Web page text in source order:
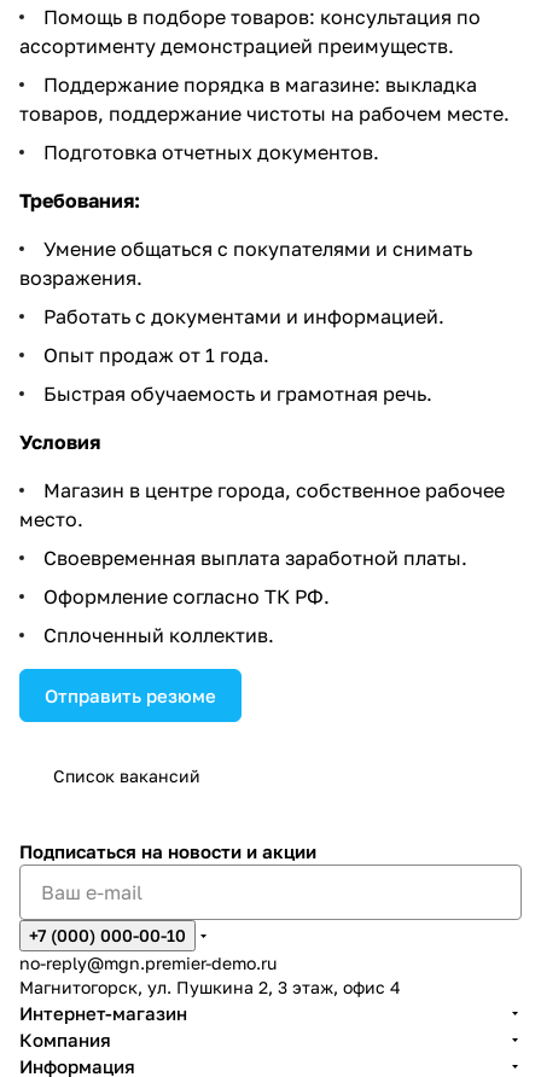
Помощь в подборе товаров: консультация по
ассортименту демонстрацией преимуществ.
Поддержание порядка в магазине: выкладка
товаров, поддержание чистоты на рабочем месте.
Подготовка отчетных документов.
Требования:
Умение общаться с покупателями и снимать
возражения.
Работать с документами и информацией.
Опыт продаж от 1 года.
Быстрая обучаемость и грамотная речь.
Условия
Магазин в центре города, собственное рабочее
место.
Своевременная выплата заработной платы.
Оформление согласно ТК РФ.
Сплоченный коллектив.
Отправить резюме
Список вакансий
Подписаться на новости и акции
+7 (000) 000-00-10
no-reply@mgn.premier-demo.ru
Магнитогорск, ул. Пушкина 2, 3 этаж, офис 4
Интернет-магазин
Компания
Информация